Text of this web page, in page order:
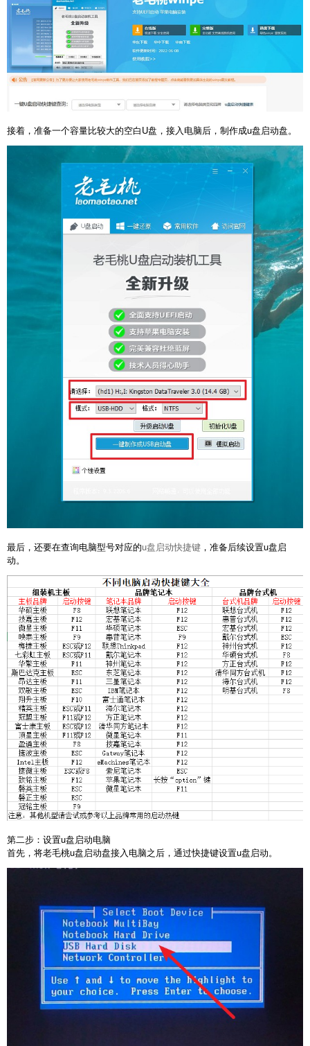
接着，准备一个容量比较大的空白U盘，接入电脑后，制作成u盘启动盘。
最后，还要在查询电脑型号对应的u盘启动快捷键 ，准备后续设置u盘启
动。
第二步：设置u盘启动电脑
首先，将老毛桃u盘启动盘接入电脑之后，通过快捷键设置u盘启动。